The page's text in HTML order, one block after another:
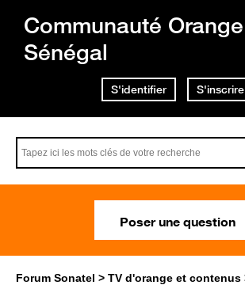
Communauté Orange
Sénégal
S'identifier S'inscrire
Poser une question
Forum Sonatel
TV d'orange et contenus